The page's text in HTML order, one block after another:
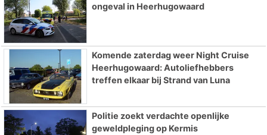
ongeval in Heerhugowaard
Komende zaterdag weer Night Cruise
Heerhugowaard: Autoliefhebbers
treffen elkaar bij Strand van Luna
Politie zoekt verdachte openlijke
geweldpleging op Kermis